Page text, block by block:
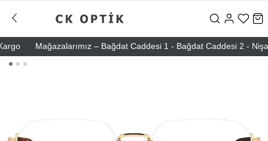
Mağazalarımız – Bağdat Caddesi 1 - Bağdat Caddesi 2 -